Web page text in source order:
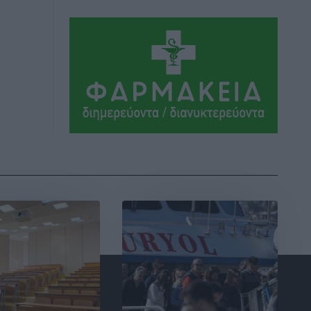
Συνελήφθη 37χρονη στη Ρόδο γιατί
είχε αφήσει τα τρία ανήλικα παιδιά της
χωρίς επιτήρηση
Τοπικές Ειδήσεις πριν 11 ώρες
Σταυρός Καλυθιών: Απέκτησε την
Το Yucatan Show έρχεται στη Ρόδο με
τον Frankie Lluc
Πολιτιστικά• πριν 12 ώρες
Σι Τζέι Χάρις: «Να πανηγυρίσουμε
πολλές νίκες μαζί»